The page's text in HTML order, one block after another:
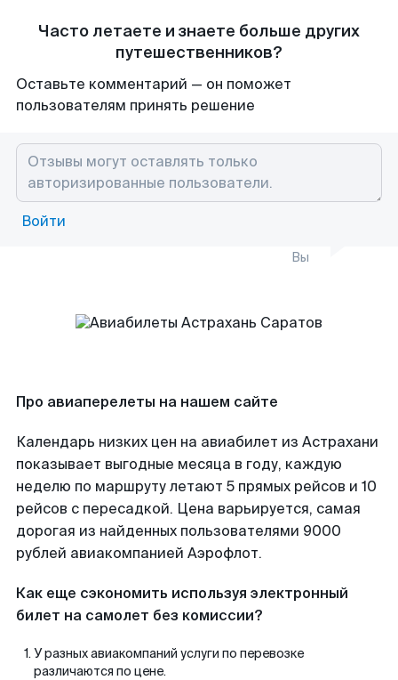
Часто летаете и знаете больше других
путешественников?
Оставьте комментарий — он поможет
пользователям принять решение
Войти
Вы
Про авиаперелеты на нашем сайте
Календарь низких цен на авиабилет из Астрахани
показывает выгодные месяца в году, каждую
неделю по маршруту летают 5 прямых рейсов и 10
рейсов с пересадкой. Цена варьируется, самая
дорогая из найденных пользователями 9000
рублей авиакомпанией Аэрофлот.
Как еще сэкономить используя электронный
билет на самолет без комиссии?
У разных авиакомпаний услуги по перевозке
различаются по цене.